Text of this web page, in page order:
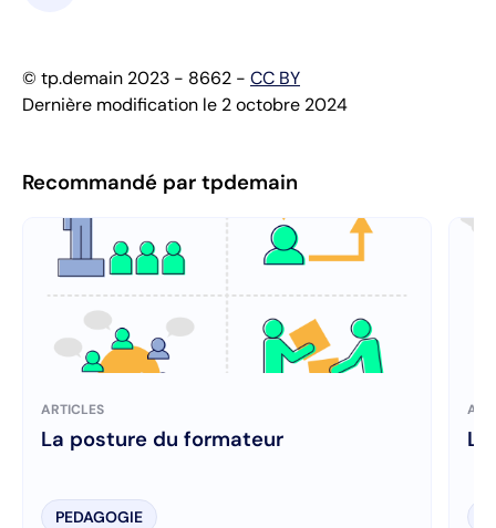
© tp.demain 2023 - 8662 - CC BY
Dernière modification le 2 octobre 2024
Recommandé par tpdemain
ARTICLES
La posture du formateur
PEDAGOGIE